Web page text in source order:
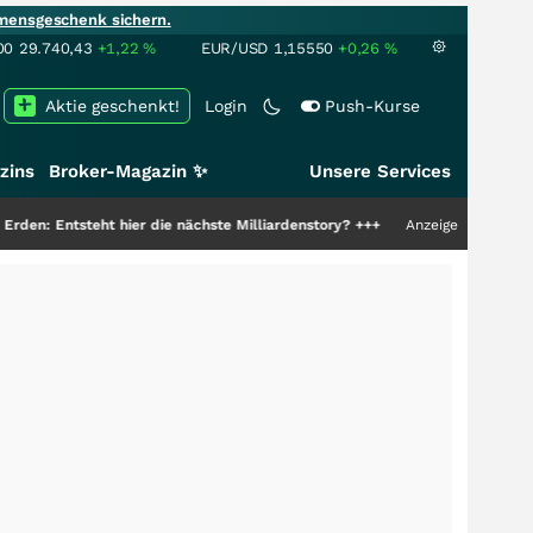
sichern.
29.740,43 +1,22% EUR/USD 1,15550 +0,26 %
Login Push-Kurse
Aktie geschenkt!
Broker-Magazin ✨ Unsere Services
hier die nächste Milliardenstory?+++ Anzeige